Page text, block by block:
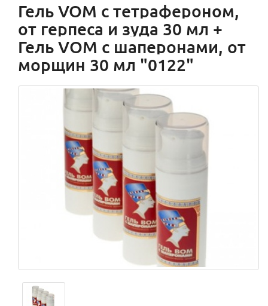
Гель VOM с тетрафероном,
от герпеса и зуда 30 мл +
Гель VОМ с шаперонами, от
морщин 30 мл "0122"